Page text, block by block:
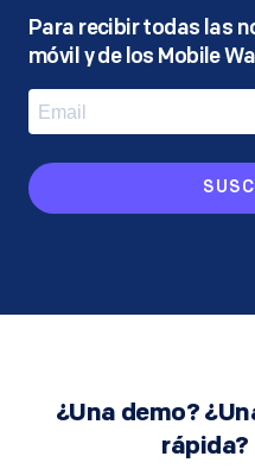
Para recibir todas las
móvil y de los Mobile
¿Una demo?
rápida?